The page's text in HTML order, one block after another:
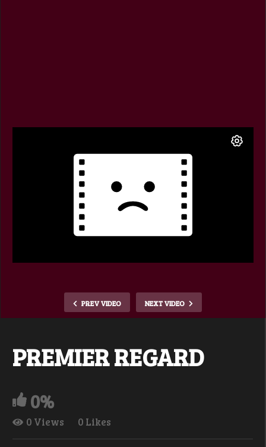
PREV VIDEO NEXT VIDEO
PREMIER REGARD
0%
0 Views 0 Likes